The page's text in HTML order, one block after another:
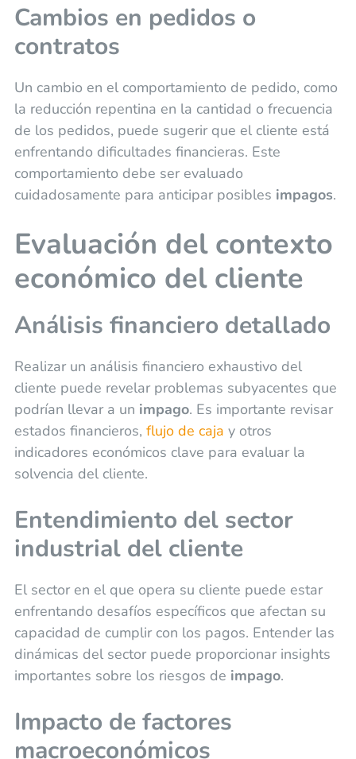
Cambios en pedidos o
contratos
Un cambio en el comportamiento de pedido, como
la reducción repentina en la cantidad o frecuencia
de los pedidos, puede sugerir que el cliente está
enfrentando dificultades financieras. Este
comportamiento debe ser evaluado
cuidadosamente para anticipar posibles impagos.
Evaluación del contexto
económico del cliente
Análisis financiero detallado
Realizar un análisis financiero exhaustivo del
cliente puede revelar problemas subyacentes que
podrían llevar a un impago. Es importante revisar
estados financieros, flujo de caja y otros
indicadores económicos clave para evaluar la
solvencia del cliente.
Entendimiento del sector
industrial del cliente
El sector en el que opera su cliente puede estar
enfrentando desafíos específicos que afectan su
capacidad de cumplir con los pagos. Entender las
dinámicas del sector puede proporcionar insights
importantes sobre los riesgos de impago.
Impacto de factores
macroeconómicos